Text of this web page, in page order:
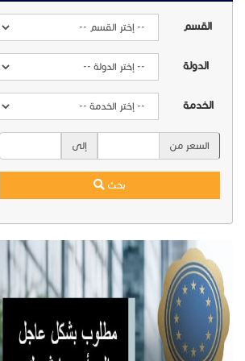
القسم
الدولة
الخدمة
السعر من إلى
بحث